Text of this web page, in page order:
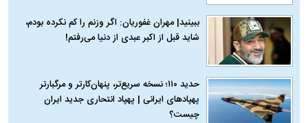
ببینید| مهران غفوریان: اگر وزنم را کم نکرده بودم،
شاید قبل از اکبر عبدی از دنیا می‌رفتم!
حدید ۱۱۰؛ نسخه سریع‌تر، پنهان‌کارتر و مرگبارتر
پهپادهای ایرانی | پهپاد انتحاری جدید ایران
چیست؟